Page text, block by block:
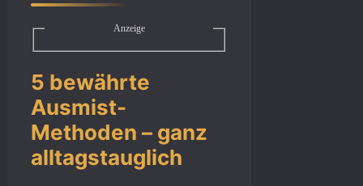
Anzeige
5 bewährte
Ausmist-
Methoden – ganz
alltagstauglich